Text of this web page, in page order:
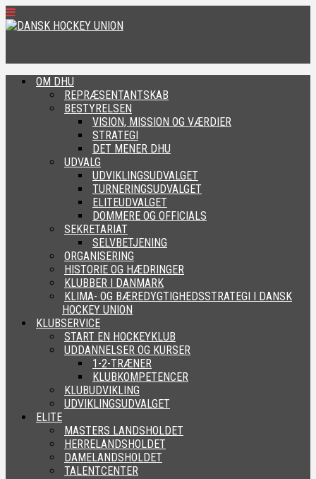
OM DHU
REPRÆSENTANTSKAB
BESTYRELSEN
VISION, MISSION OG VÆRDIER
STRATEGI
DET MENER DHU
UDVALG
UDVIKLINGSUDVALGET
TURNERINGSUDVALGET
ELITEUDVALGET
DOMMERE OG OFFICIALS
SEKRETARIAT
SELVBETJENING
ORGANISERING
HISTORIE OG HÆDRINGER
KLUBBER I DANMARK
KLIMA- OG BÆREDYGTIGHEDSSTRATEGI I DANSK
HOCKEY UNION
KLUBSERVICE
START EN HOCKEYKLUB
UDDANNELSER OG KURSER
1-2-TRÆNER
KLUBKOMPETENCER
KLUBUDVIKLING
UDVIKLINGSUDVALGET
ELITE
MASTERS LANDSHOLDET
HERRELANDSHOLDET
DAMELANDSHOLDET
TALENTCENTER